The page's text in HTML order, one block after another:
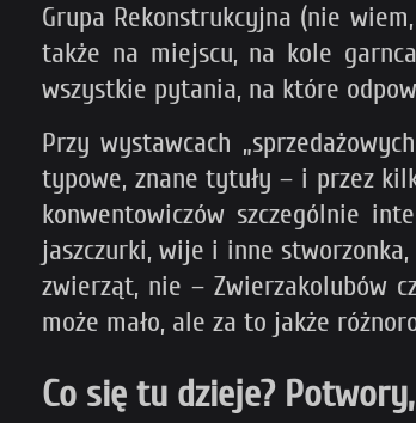
Grupa Rekonstrukcyjna (nie
także na miejscu, na kole
wszystkie pytania, na które
Przy wystawcach
typowe, znane tytuły – i przez
konwentowiczów szczególnie
jaszczurki, wije i inne
zwierząt, nie – Zwierzakolubów
może mało, ale za to jakże
Co się tu dzieje?